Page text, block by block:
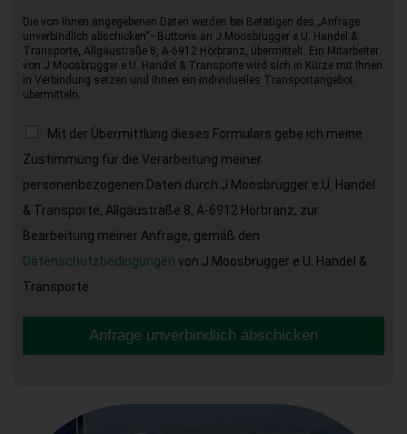
Die von Ihnen angegebenen Daten werden bei Betätigen des „Anfrage
unverbindlich abschicken“–Buttons an J.Moosbrugger e.U. Handel &
Transporte, Allgäustraße 8, A-6912 Hörbranz, übermittelt. Ein Mitarbeiter
von J.Moosbrugger e.U. Handel & Transporte wird sich in Kürze mit Ihnen
in Verbindung setzen und Ihnen ein individuelles Transportangebot
übermitteln.
Mit der Übermittlung dieses Formulars gebe ich meine
Zustimmung für die Verarbeitung meiner
personenbezogenen Daten durch J.Moosbrugger e.U. Handel
& Transporte, Allgäustraße 8, A-6912 Hörbranz, zur
Bearbeitung meiner Anfrage, gemäß den
Datenschutzbedingungen von J.Moosbrugger e.U. Handel &
Transporte.
Anfrage unverbindlich abschicken